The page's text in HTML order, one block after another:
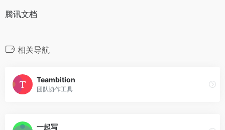
腾讯文档
相关导航
Teambition
团队协作工具
一起写